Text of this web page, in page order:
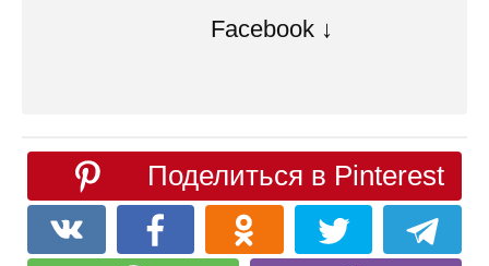
Facebook ↓
Поделиться в Pinterest